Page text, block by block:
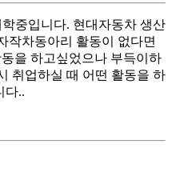
중입니다. 현대자동차 생산
작차동아리 활동이 없다면
을 하고싶었으나 부득이하
취업하실 때 어떤 활동을 하
다..